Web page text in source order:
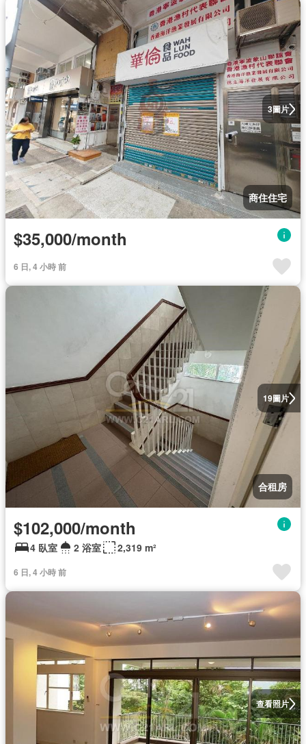
3圖片
商住住宅
$35,000/month
6 日, 4 小時 前
19圖片
合租房
$102,000/month
4 臥室 2 浴室 2,319 m²
6 日, 4 小時 前
查看照片